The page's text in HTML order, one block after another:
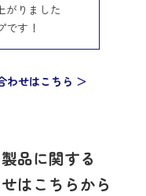
がりました
す！
わせはこちら ＞
品に関する
はこちらから